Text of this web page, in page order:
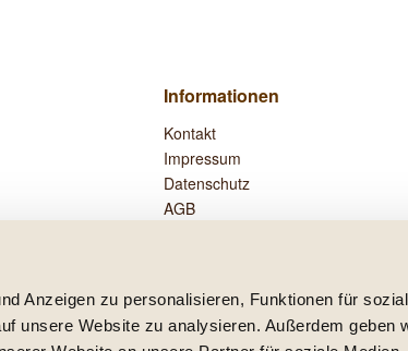
Anzeigen zu personalisieren, Funktionen für
unsere Website zu analysieren. Außerdem geben
Informationen
Kontakt
Impressum
Datenschutz
AGB
Vertrag widerrufen